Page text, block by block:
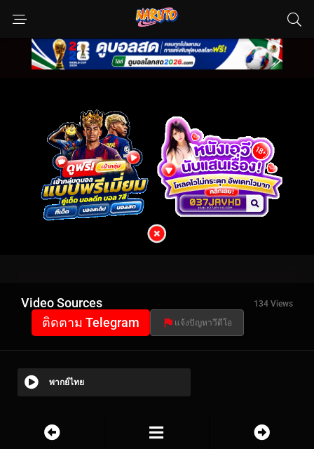
Video Sources 134 Views
ติดตาม Telegram แจ้งปัญหาวีดีโอ
พากย์ไทย